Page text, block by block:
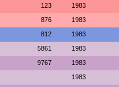
123 1983
876 1983
812 1983
5861 1983
9767 1983
1983